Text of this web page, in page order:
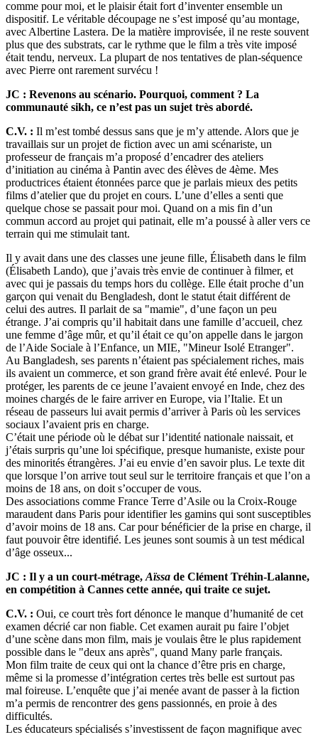
comme pour moi, et le plaisir était fort d’inventer ensemble un
dispositif. Le véritable découpage ne s’est imposé qu’au montage,
avec Albertine Lastera. De la matière improvisée, il ne reste souvent
plus que des substrats, car le rythme que le film a très vite imposé
était tendu, nerveux. La plupart de nos tentatives de plan-séquence
avec Pierre ont rarement survécu !
JC : Revenons au scénario. Pourquoi, comment ? La
communauté sikh, ce n’est pas un sujet très abordé.
C.V. : Il m’est tombé dessus sans que je m’y attende. Alors que je
travaillais sur un projet de fiction avec un ami scénariste, un
professeur de français m’a proposé d’encadrer des ateliers
d’initiation au cinéma à Pantin avec des élèves de 4ème. Mes
productrices étaient étonnées parce que je parlais mieux des petits
films d’atelier que du projet en cours. L’une d’elles a senti que
quelque chose se passait pour moi. Quand on a mis fin d’un
commun accord au projet qui patinait, elle m’a poussé à aller vers ce
terrain qui me stimulait tant.
Il y avait dans une des classes une jeune fille, Élisabeth dans le film
(Élisabeth Lando), que j’avais très envie de continuer à filmer, et
avec qui je passais du temps hors du collège. Elle était proche d’un
garçon qui venait du Bengladesh, dont le statut était différent de
celui des autres. Il parlait de sa "mamie", d’une façon un peu
étrange. J’ai compris qu’il habitait dans une famille d’accueil, chez
une femme d’âge mûr, et qu’il était ce qu’on appelle dans le jargon
de l’Aide Sociale à l’Enfance, un MIE, "Mineur Isolé Etranger".
Au Bangladesh, ses parents n’étaient pas spécialement riches, mais
ils avaient un commerce, et son grand frère avait été enlevé. Pour le
protéger, les parents de ce jeune l’avaient envoyé en Inde, chez des
moines chargés de le faire arriver en Europe, via l’Italie. Et un
réseau de passeurs lui avait permis d’arriver à Paris où les services
sociaux l’avaient pris en charge.
C’était une période où le débat sur l’identité nationale naissait, et
j’étais surpris qu’une loi spécifique, presque humaniste, existe pour
des minorités étrangères. J’ai eu envie d’en savoir plus. Le texte dit
que lorsque l’on arrive tout seul sur le territoire français et que l’on a
moins de 18 ans, on doit s’occuper de vous.
Des associations comme France Terre d’Asile ou la Croix-Rouge
maraudent dans Paris pour identifier les gamins qui sont susceptibles
d’avoir moins de 18 ans. Car pour bénéficier de la prise en charge, il
faut pouvoir être identifié. Les jeunes sont soumis à un test médical
d’âge osseux...
JC : Il y a un court-métrage, Aïssa de Clément Tréhin-Lalanne,
en compétition à Cannes cette année, qui traite ce sujet.
C.V. : Oui, ce court très fort dénonce le manque d’humanité de cet
examen décrié car non fiable. Cet examen aurait pu faire l’objet
d’une scène dans mon film, mais je voulais être le plus rapidement
possible dans le "deux ans après", quand Many parle français.
Mon film traite de ceux qui ont la chance d’être pris en charge,
même si la promesse d’intégration certes très belle est surtout pas
mal foireuse. L’enquête que j’ai menée avant de passer à la fiction
m’a permis de rencontrer des gens passionnés, en proie à des
difficultés.
Les éducateurs spécialisés s’investissent de façon magnifique avec